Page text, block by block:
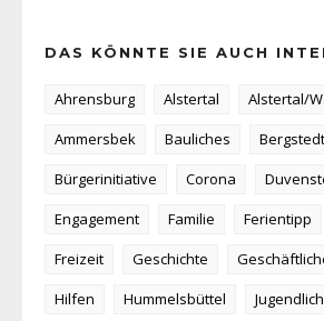
DAS KÖNNTE SIE AUCH
Ahrensburg Alstertal
Alstertal/
Ammersbek
Bauliches
Bergstedt
Bürgerinitiative
Corona
Engagement
Familie Ferientipp
Freizeit
Geschichte
Hilfen
Hummelsbüttel